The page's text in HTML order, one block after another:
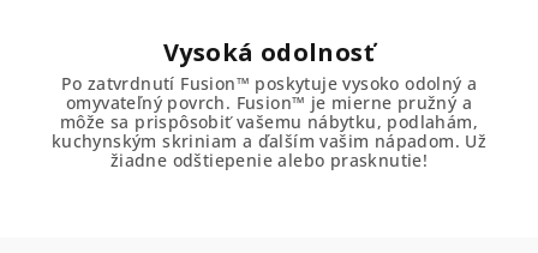
Vysoká odolnosť
Po zatvrdnutí Fusion™ poskytuje vysoko odolný a
omyvateľný povrch. Fusion™ je mierne pružný a
môže sa prispôsobiť vašemu nábytku, podlahám,
kuchynským skriniam a ďalším vašim nápadom. Už
žiadne odštiepenie alebo prasknutie!